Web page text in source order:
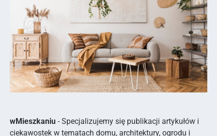
wMieszkaniu - Specjalizujemy się publikacji artykułów i
ciekawostek w tematach domu, architektury, ogrodu i